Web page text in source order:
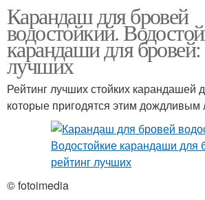
Карандаш для бровей
водостойкий.
карандаши для
лучших
Рейтинг лучших стойких карандашей
которые пригодятся этим дождливым
© fotoimedia